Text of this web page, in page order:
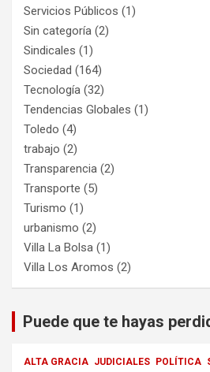
Servicios Públicos (1)
Sin categoría (2)
Sindicales (1)
Sociedad (164)
Tecnología (32)
Tendencias Globales (1)
Toledo (4)
trabajo (2)
Transparencia (2)
Transporte (5)
Turismo (1)
urbanismo (2)
Villa La Bolsa (1)
Villa Los Aromos (2)
Puede que te hayas
ALTA GRACIA JUDICIALES POLÍTICA